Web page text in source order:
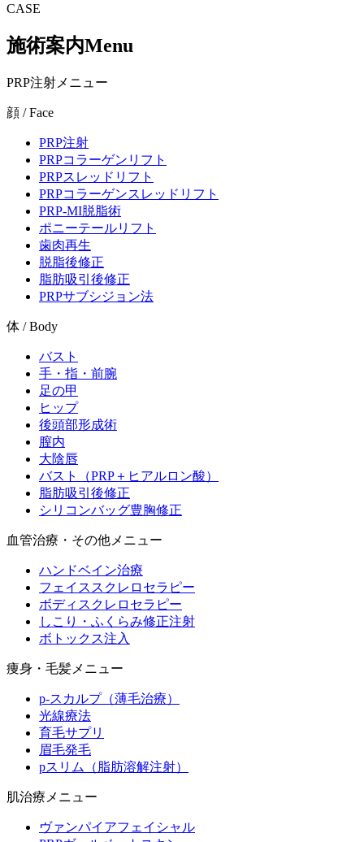
CASE
施術案内Menu
PRP注射メニュー
顔 / Face
PRP注射
PRPコラーゲンリフト
PRPスレッドリフト
PRPコラーゲンスレッドリフト
PRP-MI脱脂術
ポニーテールリフト
歯肉再生
脱脂後修正
脂肪吸引後修正
PRPサブシジョン法
体 / Body
バスト
手・指・前腕
足の甲
ヒップ
後頭部形成術
膣内
大陰唇
バスト（PRP＋ヒアルロン酸）
脂肪吸引後修正
シリコンバッグ豊胸修正
血管治療・その他メニュー
ハンドベイン治療
フェイススクレロセラピー
ボディスクレロセラピー
しこり・ふくらみ修正注射
ボトックス注入
痩身・毛髪メニュー
p-スカルプ（薄毛治療）
光線療法
育毛サプリ
眉毛発毛
pスリム（脂肪溶解注射）
肌治療メニュー
ヴァンパイアフェイシャル